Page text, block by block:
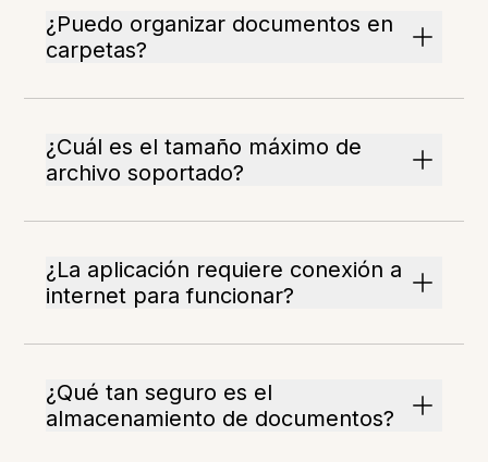
¿Puedo organizar documentos en
carpetas?
¿Cuál es el tamaño máximo de
archivo soportado?
¿La aplicación requiere conexión a
internet para funcionar?
¿Qué tan seguro es el
almacenamiento de documentos?